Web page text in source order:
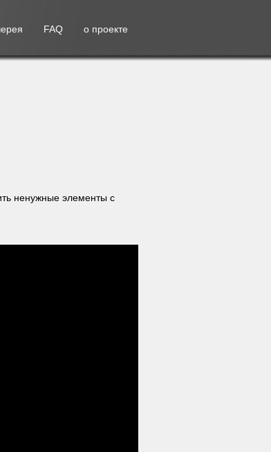
о проекте
FAQ
ненужные элементы с